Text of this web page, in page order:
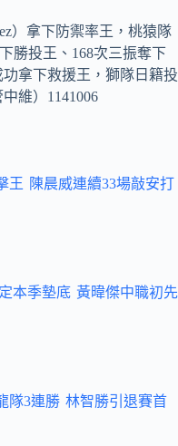
）拿下防禦率王，桃猿隊
勝投王、168次三振奪下
拿下救援王，獅隊日籍投
維）1141006
王
陳晨威連續33場敲安打
本季墊底 黃暐傑中職初先
隊3連勝 林智勝引退賽首